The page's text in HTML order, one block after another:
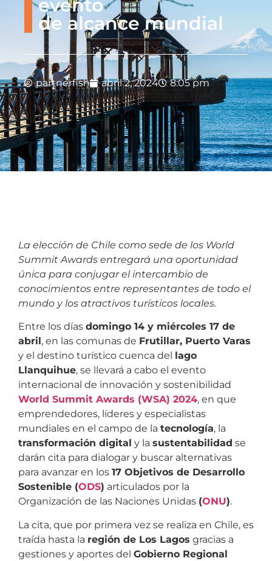
evento
de alcance mundial
partnerfish abril 2, 2024 8:05 pm
La elección de Chile como sede de los World
Summit Awards entregará una oportunidad
única para conjugar el intercambio de
conocimientos entre representantes de todo el
mundo y los atractivos turísticos locales.
Entre los días domingo 14 y miércoles 17 de
abril, en las comunas de Frutillar, Puerto Varas
y el destino turístico cuenca del lago
Llanquihue, se llevará a cabo el evento
internacional de innovación y sostenibilidad
World Summit Awards (WSA) 2024, en que
emprendedores, líderes y especialistas
mundiales en el campo de la tecnología, la
transformación digital y la sustentabilidad se
darán cita para dialogar y buscar alternativas
para avanzar en los 17 Objetivos de Desarrollo
Sostenible (ODS) articulados por la
Organización de las Naciones Unidas (ONU).
La cita, que por primera vez se realiza en Chile, es
traída hasta la región de Los Lagos gracias a
gestiones y aportes del Gobierno Regional